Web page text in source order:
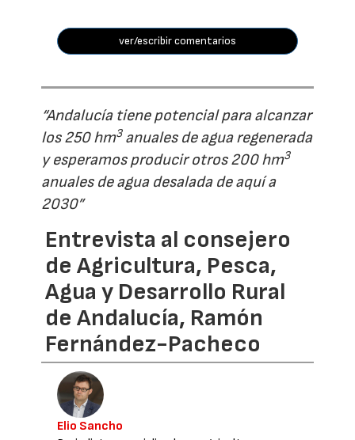
ver/escribir comentarios
“Andalucía tiene potencial para alcanzar
los 250 hm3anuales de agua regenerada
y esperamos producir otros 200 hm3
anuales de agua desalada de aquí a
2030”
Entrevista al consejero
de Agricultura, Pesca,
Agua y Desarrollo Rural
de Andalucía, Ramón
Fernández-Pacheco
Elio Sancho